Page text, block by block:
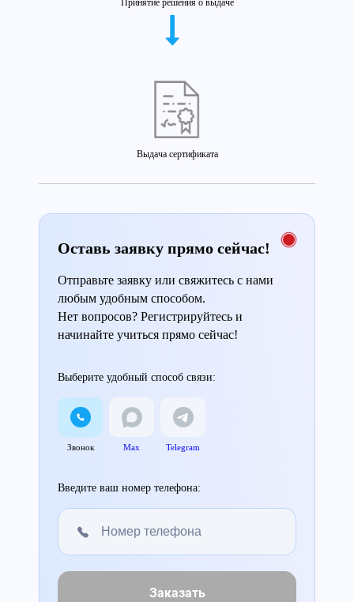
Принятие решения о выдаче
Выдача сертификата
Оставь заявку прямо сейчас!
Отправьте заявку или свяжитесь с нами
любым удобным способом.
Нет вопросов? Регистрируйтесь и
начинайте учиться прямо сейчас!
Выберите удобный способ связи:
Звонок Max Telegram
Введите ваш номер телефона:
Заказать